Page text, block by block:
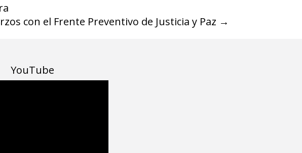
con el Frente Preventivo de Justicia y Paz →
YouTube